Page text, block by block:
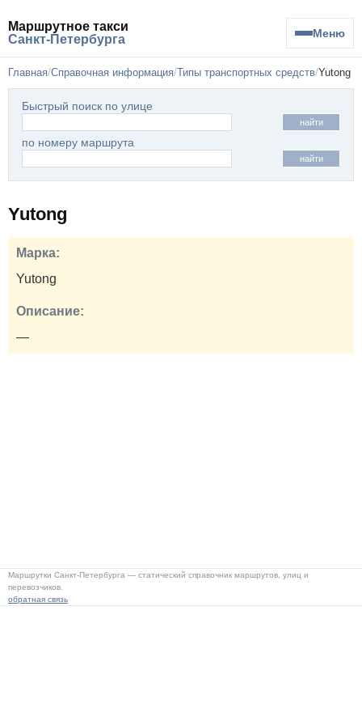
Маршрутное такси
Санкт-Петербурга
Меню
Главная Справочная информация Типы транспортных средств Yutong
Быстрый поиск по улице
найти
по номеру маршрута
найти
Yutong
Марка:
Yutong
Описание:
—
Маршрутки Санкт-Петербурга — статический справочник маршрутов, улиц и
перевозчиков.
обратная связь